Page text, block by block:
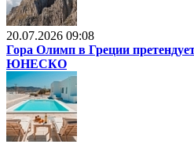
20.07.2026 09:08
Гора Олимп в Греции
ЮНЕСКО